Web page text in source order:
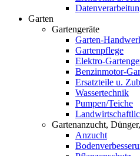
Garten
Gartengeräte
Garten-
Gartenpflege
Elektro-
Benzinmotor-
Ersatzteile u.
Wassertechnik
Pumpen/Teiche
Gartenanzucht,
Anzucht